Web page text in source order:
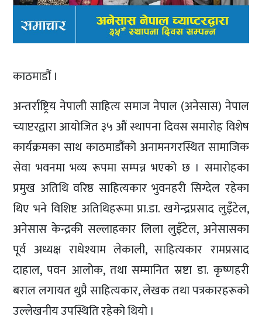
काठमाडौं ।
अन्तर्राष्ट्रिय नेपाली साहित्य समाज नेपाल (अनेसास) नेपाल
च्याप्टरद्वारा आयोजित ३५ औं स्थापना दिवस समारोह विशेष
कार्यक्रमका साथ काठमाडौंको अनामनगरस्थित सामाजिक
सेवा भवनमा भव्य रूपमा सम्पन्न भएको छ । समारोहका
प्रमुख अतिथि वरिष्ठ साहित्यकार भुवनहरी सिग्देल रहेका
थिए भने विशिष्ट अतिथिहरूमा प्रा.डा. खगेन्द्रप्रसाद लुइँटेल,
अनेसास केन्द्रकी सल्लाहकार लिला लुइँटेल, अनेसासका
पूर्व अध्यक्ष राधेश्याम लेकाली, साहित्यकार रामप्रसाद
दाहाल, पवन आलोक, तथा सम्मानित स्रष्टा डा. कृष्णहरी
बराल लगायत थुप्रै साहित्यकार, लेखक तथा पत्रकारहरूको
उल्लेखनीय उपस्थिति रहेको थियो ।